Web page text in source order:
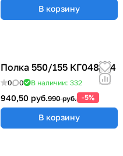
В корзину
Полка 550/155 КГ048824
0 0 В наличии: 332
940,50 руб.990 руб. -5%
В корзину